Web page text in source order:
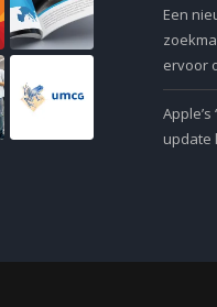
Een
ervoor
update